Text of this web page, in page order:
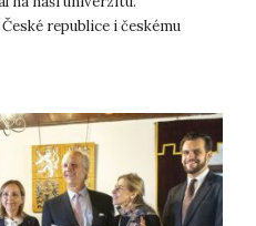
republice i českému